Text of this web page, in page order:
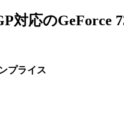
対応のGeForce
プライス